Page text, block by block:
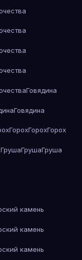
Говядина
Говядина
ГорохГорохГорох
ГрушаГрушаГруша
камень
камень
камень